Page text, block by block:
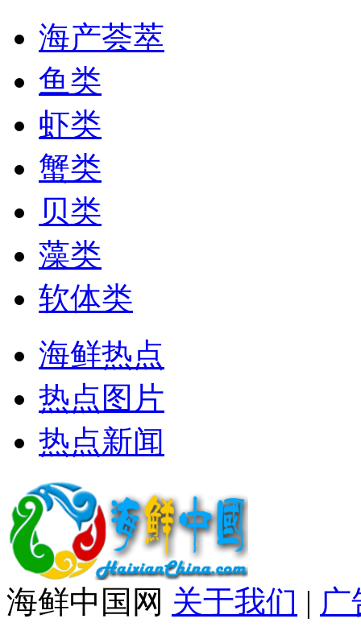
海产荟萃
鱼类
虾类
蟹类
贝类
藻类
软体类
海鲜热点
热点图片
热点新闻
海鲜中国网 关于我们 | 广